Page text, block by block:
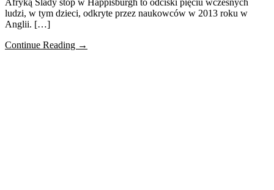
ludzi, w tym dzieci, odkryte przez naukowców w 2013 roku w
Anglii. […]
Continue Reading →